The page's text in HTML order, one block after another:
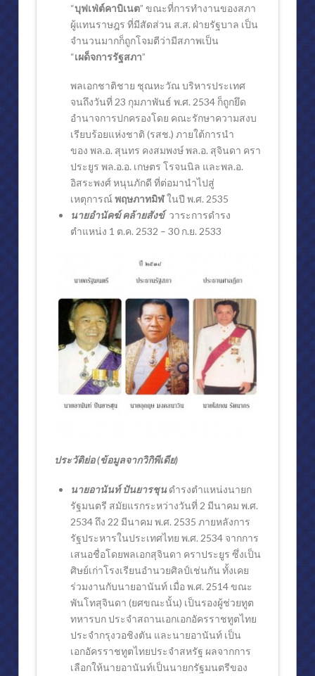
“บุฟเฟ่ต์คาบิเนต” ขณะที่การทำงานของสภา
ผู้แทนราษฎร ที่มีสัดส่วน ส.ส. ฝ่ายรัฐบาล เป็น
จำนวนมากก็ถูกโจมตีว่ามีสภาพเป็น
“เผด็จการรัฐสภา”
พลเอกชาติชาย ชุณหะวัณ บริหารประเทศ
จนถึงวันที่ 23 กุมภาพันธ์ พ.ศ. 2534 ก็ถูกยึด
อำนาจการปกครองโดย คณะรักษาความสงบ
เรียบร้อยแห่งชาติ (รสช.) ภายใต้การนำ
ของ พล.อ. สุนทร คงสมพงษ์ พล.อ. สุจินดา ครา
ประยูร พล.อ.อ. เกษตร โรจนนิล และพล.อ.
อิสระพงศ์ หนุนภักดี ที่ต่อมานำไปสู่
เหตุการณ์พฤษภาทมิฬในปี พ.ศ. 2535
นายอำนัคฆ์ คล้ายสังข์วาระการดำรง
ตำแหน่ง 1 ต.ค. 2532 – 30 ก.ย. 2533
ประวัติย่อ (ข้อมูลจากวิกิพีเดีย)
นายอานันท์ ปันยารชุนดำรงตำแหน่งนายก
รัฐมนตรี สมัยแรกระหว่างวันที่ 2 มีนาคม พ.ศ.
2534 ถึง 22 มีนาคม พ.ศ. 2535 ภายหลังการ
รัฐประหารในประเทศไทย พ.ศ. 2534 จากการ
เสนอชื่อโดยพลเอกสุจินดา คราประยูร ซึ่งเป็น
ศิษย์เก่าโรงเรียนอำนวยศิลป์เช่นกัน ทั้งเคย
ร่วมงานกับนายอานันท์ เมื่อ พ.ศ. 2514 ขณะ
พันโทสุจินดา (ยศขณะนั้น) เป็นรองผู้ช่วยทูต
ทหารบก ประจำสถานเอกเอกอัครราชทูตไทย
ประจำกรุงวอชิงตัน และนายอานันท์ เป็น
เอกอัครราชทูตไทยประจำสหรัฐ ผลจากการ
เลือกให้นายอานันท์เป็นนายกรัฐมนตรีของ